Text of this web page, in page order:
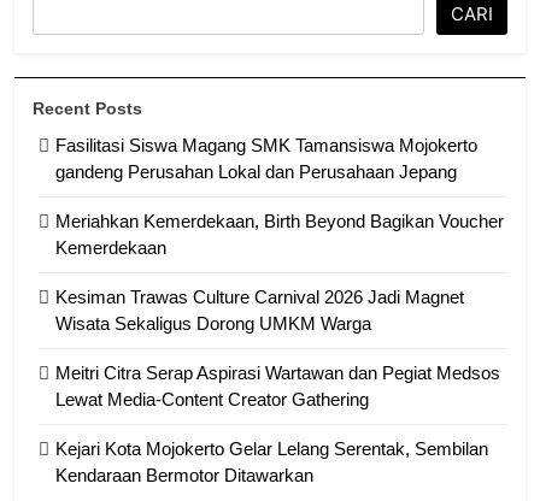
CARI
Recent Posts
Fasilitasi Siswa Magang SMK Tamansiswa Mojokerto
gandeng Perusahan Lokal dan Perusahaan Jepang
Meriahkan Kemerdekaan, Birth Beyond Bagikan Voucher
Kemerdekaan
Kesiman Trawas Culture Carnival 2026 Jadi Magnet
Wisata Sekaligus Dorong UMKM Warga
Meitri Citra Serap Aspirasi Wartawan dan Pegiat Medsos
Lewat Media-Content Creator Gathering
Kejari Kota Mojokerto Gelar Lelang Serentak, Sembilan
Kendaraan Bermotor Ditawarkan